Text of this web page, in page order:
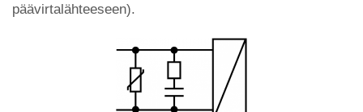
päävirtalähteeseen).